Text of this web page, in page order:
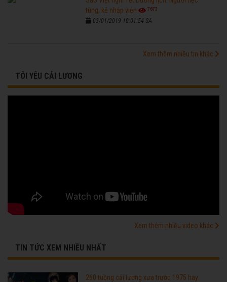
tùng, kẻ nhập viện
7673
03/01/2019 10:01:54 SA
Xem thêm nhiều tin khác
TÔI YÊU CẢI LƯƠNG
Xem thêm nhiều video khác
TIN TỨC XEM NHIỀU NHẤT
260 tuồng cải lương xưa trước 1975 hay